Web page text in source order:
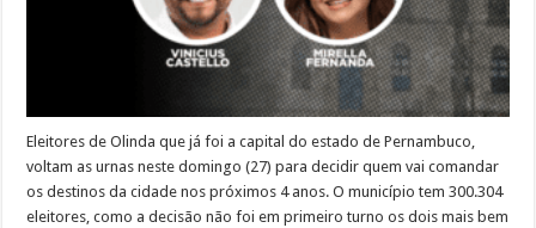
Eleitores de Olinda que já foi a capital do estado de Pernambuco,
voltam as urnas neste domingo (27) para decidir quem vai comandar
os destinos da cidade nos próximos 4 anos. O município tem 300.304
eleitores, como a decisão não foi em primeiro turno os dois mais bem